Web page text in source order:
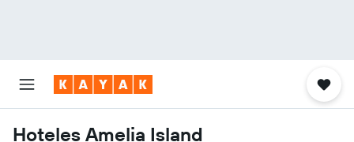
Hoteles Amelia Island